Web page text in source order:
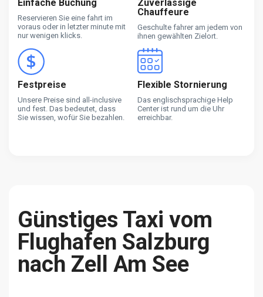
Einfache Buchung
Reservieren Sie eine fahrt im
voraus oder in letzter minute mit
nur wenigen klicks.
Zuverlässige
Chauffeure
Geschulte fahrer am jedem von
ihnen gewählten Zielort.
Festpreise
Unsere Preise sind all-inclusive
und fest. Das bedeutet, dass
Sie wissen, wofür Sie bezahlen.
Flexible Stornierung
Das englischsprachige Help
Center ist rund um die Uhr
erreichbar.
Günstiges Taxi vom
Flughafen Salzburg
nach Zell Am See